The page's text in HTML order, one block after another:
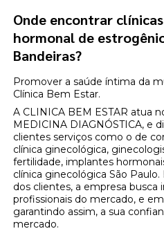
Onde encontrar
hormonal de
Bandeiras?
Promover a saúde íntima da
Clínica Bem Estar.
A CLINICA BEM ESTAR atua
MEDICINA DIAGNÓSTICA, e
clientes serviços como o de
clínica ginecológica,
fertilidade, implantes
clínica ginecológica São
dos clientes, a empresa busca
profissionais do mercado, e
garantindo assim, a sua
mercado.